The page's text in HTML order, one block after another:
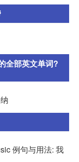
全部英文单词?
例句与用法: 我